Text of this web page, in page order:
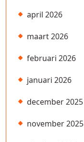
april 2026
maart 2026
februari 2026
januari 2026
december 2025
november 2025